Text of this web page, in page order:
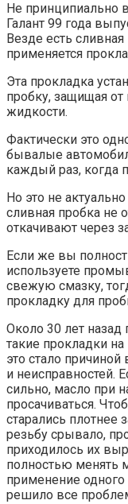
Не принципиально
Галант 99 года
Везде есть
применяется
Эта прокладка
пробку, защищая
жидкости.
Фактически это
бывалые
каждый раз, когда
Но это не
сливная пробка не
откачивают через
Если же вы
используете
свежую смазку,
прокладку для
Около 30 лет назад
такие прокладки на
это стало
и неисправностей.
сильно, масло при
просачиваться.
старались плотнее
резьбу срывало,
приходилось их
полностью менять
применение
решило все